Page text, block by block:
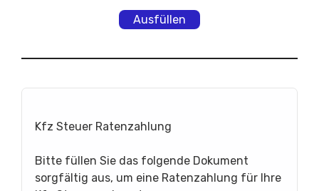
Ausfüllen
Kfz Steuer Ratenzahlung
Bitte füllen Sie das folgende Dokument
sorgfältig aus, um eine Ratenzahlung für Ihre